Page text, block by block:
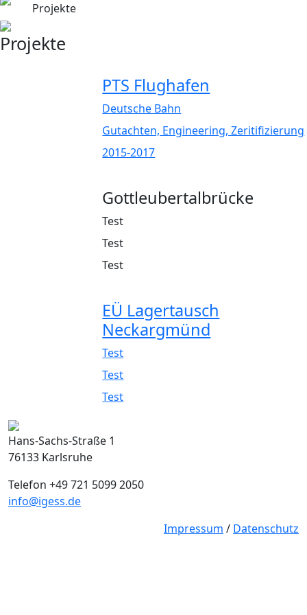
Projekte
Projekte
PTS Flughafen
Deutsche Bahn
Gutachten, Engineering, Zeritifizierung
2015-2017
Gottleubertalbrücke
Test
Test
Test
EÜ Lagertausch
Neckargmünd
Test
Test
Test
Hans-Sachs-Straße 1
76133 Karlsruhe
Telefon +49 721 5099 2050
info@igess.de
Impressum / Datenschutz